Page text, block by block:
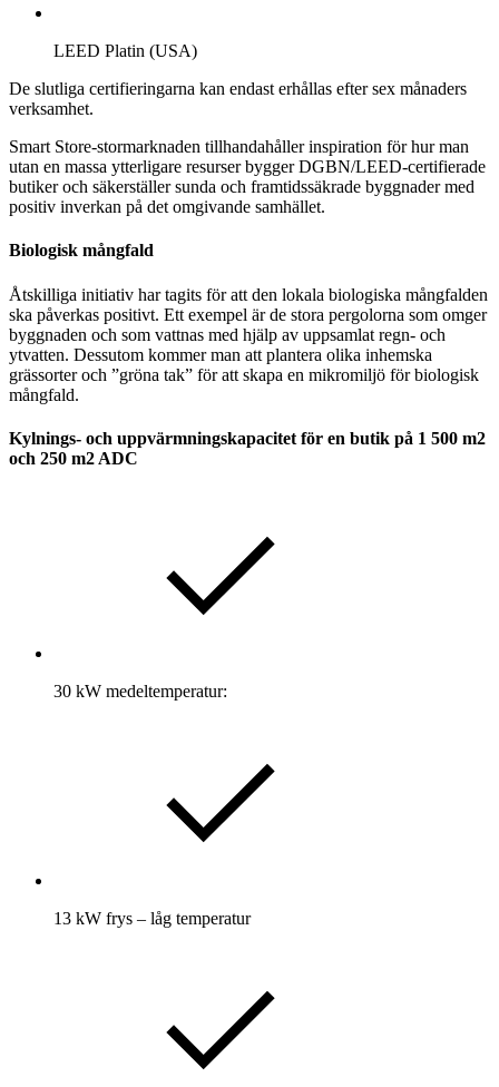
LEED Platin (USA)
De slutliga certifieringarna kan endast erhållas efter sex månaders
verksamhet.
Smart Store‑stormarknaden tillhandahåller inspiration för hur man
utan en massa ytterligare resurser bygger DGBN/LEED-certifierade
butiker och säkerställer sunda och framtidssäkrade byggnader med
positiv inverkan på det omgivande samhället.
Biologisk mångfald
Åtskilliga initiativ har tagits för att den lokala biologiska mångfalden
ska påverkas positivt. Ett exempel är de stora pergolorna som omger
byggnaden och som vattnas med hjälp av uppsamlat regn- och
ytvatten. Dessutom kommer man att plantera olika inhemska
grässorter och ”gröna tak” för att skapa en mikromiljö för biologisk
mångfald.
Kylnings- och uppvärmningskapacitet för en butik på 1 500 m2
och 250 m2 ADC
30 kW medeltemperatur:
13 kW frys – låg temperatur